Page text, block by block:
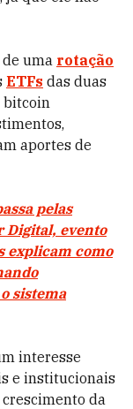
uma rotação
ETFs das duas
bitcoin
aportes de
pelas
Digital, evento
explicam como
sistema
interesse
e institucionais
da